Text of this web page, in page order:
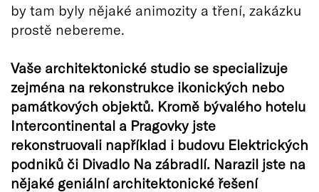
by tam byly nějaké animozity a tření, zakázku
prostě nebereme.
Vaše architektonické studio se specializuje
zejména na rekonstrukce ikonických nebo
památkových objektů. Kromě bývalého hotelu
Intercontinental a Pragovky jste
rekonstruovali například i budovu Elektrických
podniků či Divadlo Na zábradlí. Narazil jste na
nějaké geniální architektonické řešení